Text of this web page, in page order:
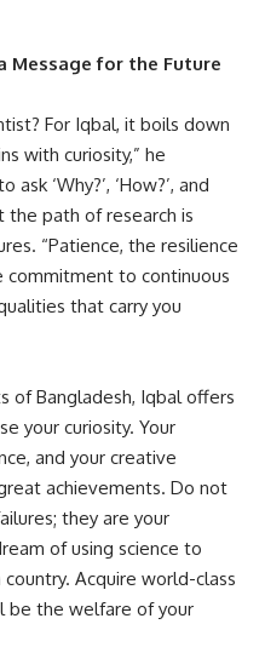
Message for the Future
For Iqbal, it boils down
with curiosity,” he
‘Why?’, ‘How?’, and
the path of research is
“Patience, the resilience
commitment to continuous
that carry you
of Bangladesh, Iqbal offers
your curiosity. Your
and your creative
achievements. Do not
they are your
of using science to
Acquire world-class
be the welfare of your